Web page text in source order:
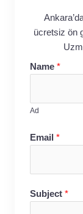
ücretsiz ön
Name *
Ad
Email *
Subject *